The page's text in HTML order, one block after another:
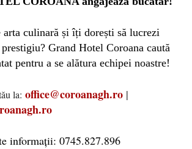
arta culinară și îți dorești să lucrezi
Grand Hotel Coroana caută
pentru a se alătura echipei noastre!
la: office@coroanagh.ro |
informații: 0745.827.896